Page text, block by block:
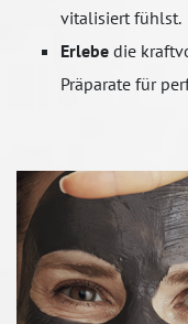
vitalisiert fühlst.
Erlebe die
Präparate für